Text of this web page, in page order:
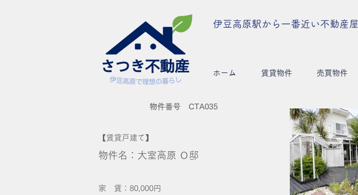
伊豆高原駅から一番近い不動産屋
ホーム 賃貸物件 売買物件
物件番号 CTA035
【賃貸戸建て】
物件名：大室高原 Ｏ邸
家 賃：80,000円